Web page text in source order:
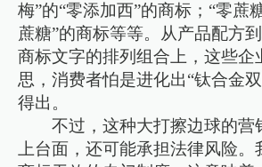
梅”的“零添加西”的商标；“零蔗
蔗糖”的商标等等。从产品配方
商标文字的排列组合上，这些企
思，消费者怕是进化出“钛合金
得出。
不过，这种大打擦边球的营
上台面，还可能承担法律风险。